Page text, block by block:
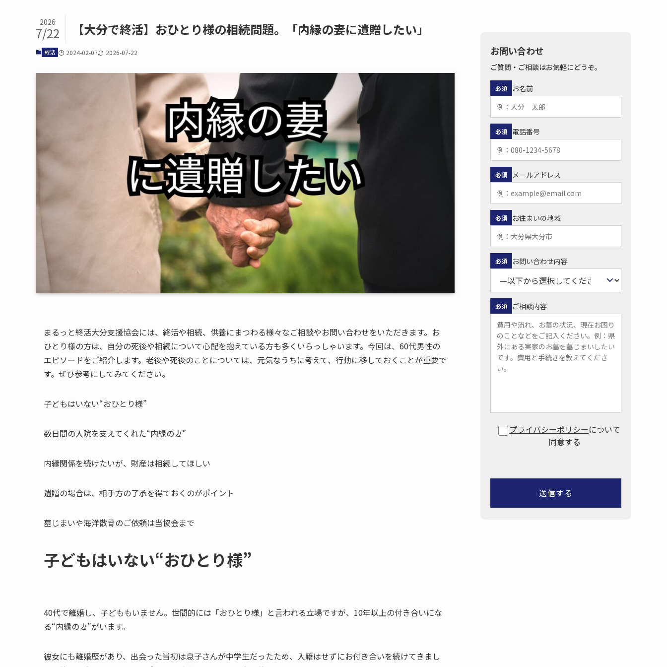
【大分で​終活】おひとり様の​相続問題。​「内縁の​妻に​遺贈したい」
2026
7/22
終活 2024-02-07 2026-07-22
まるっと終活大分支援協会には、終活や相続、供養にまつわる様々なご相談やお問い合わせをいただきます。お
ひとり様の方は、自分の死後や相続について心配を抱えている方も多くいらっしゃいます。今回は、60代男性の
エピソードをご紹介します。老後や死後のことについては、元気なうちに考えて、行動に移しておくことが重要で
す。ぜひ参考にしてみてください。
子どもはいない“おひとり様”
数日間の入院を支えてくれた“内縁の妻”
内縁関係を続けたいが、財産は相続してほしい
遺贈の場合は、相手方の了承を得ておくのがポイント
墓じまいや海洋散骨のご依頼は当協会まで
子どもはいない​“おひとり様”
40代で離婚し、子どももいません。世間的には「おひとり様」と言われる立場ですが、10年以上の付き合いにな
る“内縁の妻”がいます。
彼女にも離婚歴があり、出会った当初は息子さんが中学生だったため、入籍はせずにお付き合いを続けてきまし
お問い合わせ
ご質問・ご相談はお気軽にどうぞ。
お名前
必須
電話番号
必須
メールアドレス
必須
お住まいの地域
必須
お問い合わせ内容
必須
ご相談内容
必須
プライバシーポリシーについて
同意する